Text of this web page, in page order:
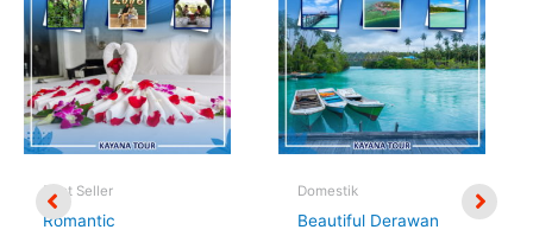
Best Seller
Romantic
Domestik
Beautiful Derawan